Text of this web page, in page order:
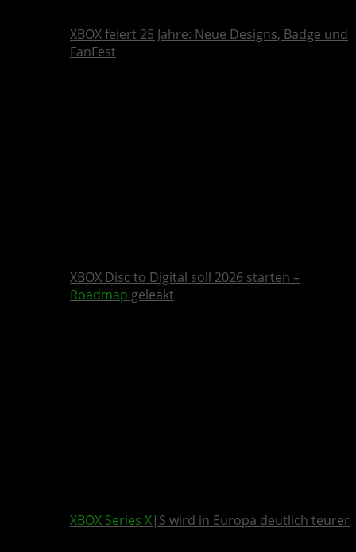
XBOX feiert 25 Jahre: Neue Designs, Badge und
FanFest
XBOX Disc to Digital soll 2026 starten –
Roadmap geleakt
XBOX Series X|S wird in Europa deutlich teurer